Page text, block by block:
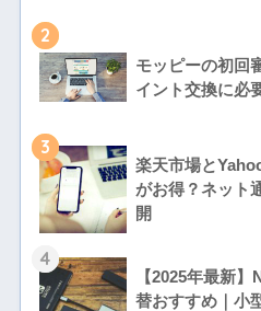
2
モッピーの初回
イント交換に必
3
楽天市場と
がお得？ネット
開
4
【2025年最新
替おすすめ｜小